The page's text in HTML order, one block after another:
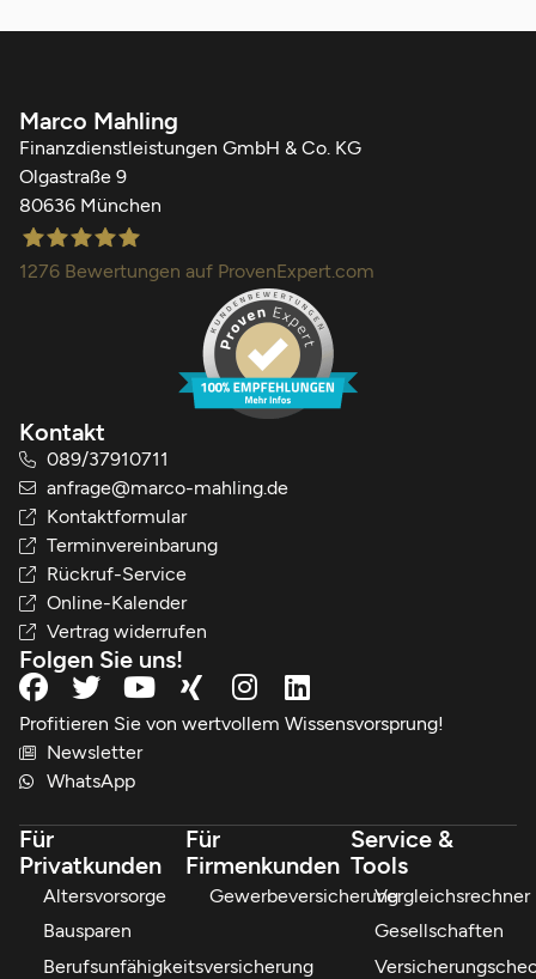
Marco Mahling
Finanzdienstleistungen GmbH & Co. KG
Olgastraße 9
80636 München
Finanzdienstleistungen Marco Mahling GmbH &Co.KG
1276 Bewertungen auf ProvenExpert.com
Kontakt
089/37910711
anfrage@marco-mahling.de
Kontaktformular
Terminvereinbarung
Rückruf-Service
Online-Kalender
Vertrag widerrufen
Folgen Sie uns!
Profitieren Sie von wertvollem Wissensvorsprung!
Newsletter
WhatsApp
Für
Privatkunden
Altersvorsorge
Bausparen
Berufsunfähigkeitsversicherung
Für
Firmenkunden
Gewerbeversicherung
Service &
Tools
Vergleichsrechner
Gesellschaften